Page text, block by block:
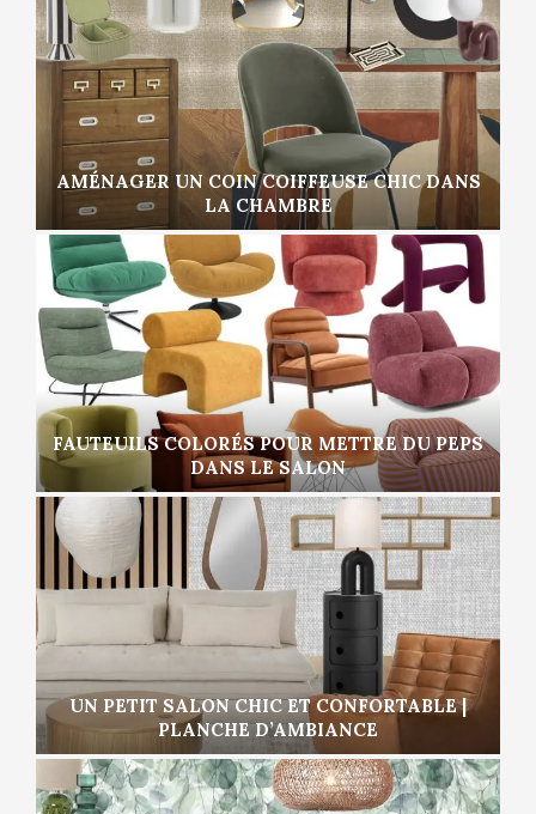
AMÉNAGER UN COIN COIFFEUSE CHIC DANS
LA CHAMBRE
FAUTEUILS COLORÉS POUR METTRE DU PEPS
DANS LE SALON
UN PETIT SALON CHIC ET CONFORTABLE |
PLANCHE D’AMBIANCE